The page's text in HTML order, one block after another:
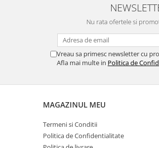
Nu rata ofertele si
Vreau sa primesc newsletter cu
Afla mai multe in Politica de
MAGAZINUL MEU
Termeni si Conditii
Politica de Confidentialitate